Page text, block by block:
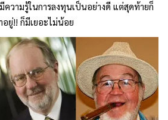
วามรู้ในการลงทุนเป็นอย่างดี แต่สุดท้ายก็
อยู่!! ก็มีเยอะไม่น้อย